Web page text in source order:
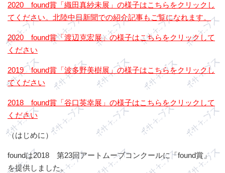
2020 found賞「織田真紗未展」の様子はこちらをクリックし
てください。北陸中日新聞での紹介記事もご覧になれます。
2020 found賞「渡辺克宏展」の様子はこちらをクリックして
ください
2019 found賞「波多野美樹展」の様子はこちらをクリックし
てください
2018 found賞「谷口英幸展」の様子はこちらをクリックして
ください
（はじめに）
foundは2018 第23回アートムーブコンクールに「found賞」
を提供しました。